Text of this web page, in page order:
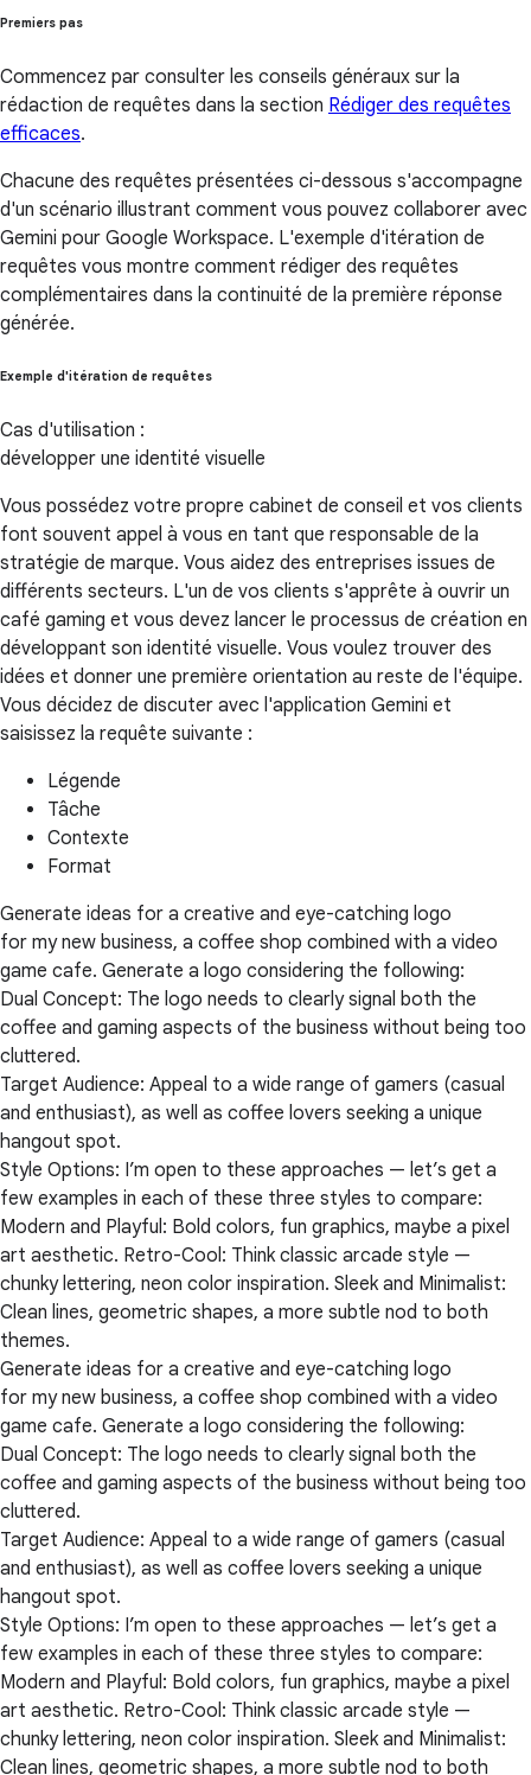
Premiers pas
Commencez par consulter les conseils généraux sur la
rédaction de requêtes dans la section Rédiger des requêtes
efficaces.
Chacune des requêtes présentées ci-dessous s'accompagne
d'un scénario illustrant comment vous pouvez collaborer avec
Gemini pour Google Workspace. L'exemple d'itération de
requêtes vous montre comment rédiger des requêtes
complémentaires dans la continuité de la première réponse
générée.
Exemple d'itération de requêtes
Cas d'utilisation :
développer une identité visuelle
Vous possédez votre propre cabinet de conseil et vos clients
font souvent appel à vous en tant que responsable de la
stratégie de marque. Vous aidez des entreprises issues de
différents secteurs. L'un de vos clients s'apprête à ouvrir un
café gaming et vous devez lancer le processus de création en
développant son identité visuelle. Vous voulez trouver des
idées et donner une première orientation au reste de l'équipe.
Vous décidez de discuter avec l'application Gemini et
saisissez la requête suivante :
Légende
Tâche
Contexte
Format
Generate ideas for a creative and eye-catching logo
for my new business, a coffee shop combined with a video
game cafe. Generate a logo considering the following:
Dual Concept: The logo needs to clearly signal both the
coffee and gaming aspects of the business without being too
cluttered.
Target Audience: Appeal to a wide range of gamers (casual
and enthusiast), as well as coffee lovers seeking a unique
hangout spot.
Style Options: I’m open to these approaches — let’s get a
few examples in each of these three styles to compare:
Modern and Playful: Bold colors, fun graphics, maybe a pixel
art aesthetic. Retro-Cool: Think classic arcade style —
chunky lettering, neon color inspiration. Sleek and Minimalist:
Clean lines, geometric shapes, a more subtle nod to both
themes.
Generate ideas for a creative and eye-catching logo
for my new business, a coffee shop combined with a video
game cafe. Generate a logo considering the following:
Dual Concept: The logo needs to clearly signal both the
coffee and gaming aspects of the business without being too
cluttered.
Target Audience: Appeal to a wide range of gamers (casual
and enthusiast), as well as coffee lovers seeking a unique
hangout spot.
Style Options: I’m open to these approaches — let’s get a
few examples in each of these three styles to compare:
Modern and Playful: Bold colors, fun graphics, maybe a pixel
art aesthetic. Retro-Cool: Think classic arcade style —
chunky lettering, neon color inspiration. Sleek and Minimalist:
Clean lines, geometric shapes, a more subtle nod to both